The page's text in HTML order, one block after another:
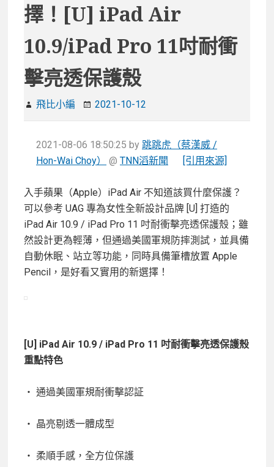
擇！[U] iPad Air
10.9/iPad Pro 11吋耐衝
擊亮透保護殼
飛比小編 2021-10-12
2021-08-06 18:50:25 by 跳跳虎（蔡漢威 /
Hon-Wai Choy）
@ TNN滔新聞 [引用來源]
入手蘋果（Apple）iPad Air 不知道該買什麼保護？
可以參考 UAG 專為女性全新設計品牌 [U] 打造的
iPad Air 10.9 / iPad Pro 11 吋耐衝擊亮透保護殼；雖
然設計更為輕薄，但通過美國軍規防摔測試，並具備
自動休眠、站立等功能，同時具備筆槽放置 Apple
Pencil，是好看又實用的新選擇！
[U] iPad Air 10.9 / iPad Pro 11 吋耐衝擊亮透保護殼
重點特色
・ 通過美國軍規耐衝擊認証
・ 晶亮剔透一體成型
・ 柔順手感，全方位保護